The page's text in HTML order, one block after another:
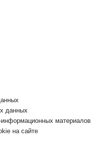
данных
материалов
на сайте